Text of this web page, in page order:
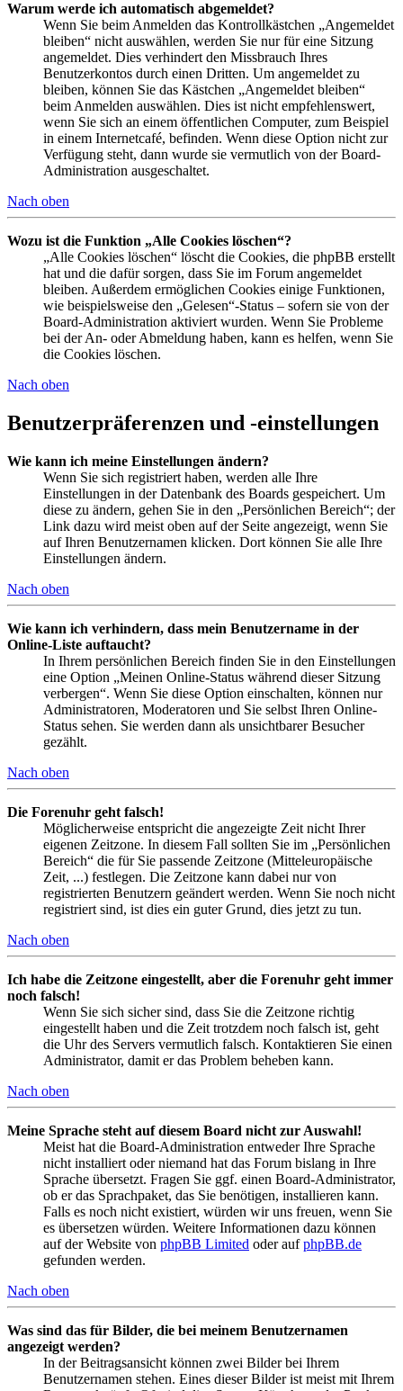
Warum werde ich automatisch abgemeldet?
Wenn Sie beim Anmelden das Kontrollkästchen „Angemeldet
bleiben“ nicht auswählen, werden Sie nur für eine Sitzung
angemeldet. Dies verhindert den Missbrauch Ihres
Benutzerkontos durch einen Dritten. Um angemeldet zu
bleiben, können Sie das Kästchen „Angemeldet bleiben“
beim Anmelden auswählen. Dies ist nicht empfehlenswert,
wenn Sie sich an einem öffentlichen Computer, zum Beispiel
in einem Internetcafé, befinden. Wenn diese Option nicht zur
Verfügung steht, dann wurde sie vermutlich von der Board-
Administration ausgeschaltet.
Nach oben
Wozu ist die Funktion „Alle Cookies löschen“?
„Alle Cookies löschen“ löscht die Cookies, die phpBB erstellt
hat und die dafür sorgen, dass Sie im Forum angemeldet
bleiben. Außerdem ermöglichen Cookies einige Funktionen,
wie beispielsweise den „Gelesen“-Status – sofern sie von der
Board-Administration aktiviert wurden. Wenn Sie Probleme
bei der An- oder Abmeldung haben, kann es helfen, wenn Sie
die Cookies löschen.
Nach oben
Benutzerpräferenzen und -einstellungen
Wie kann ich meine Einstellungen ändern?
Wenn Sie sich registriert haben, werden alle Ihre
Einstellungen in der Datenbank des Boards gespeichert. Um
diese zu ändern, gehen Sie in den „Persönlichen Bereich“; der
Link dazu wird meist oben auf der Seite angezeigt, wenn Sie
auf Ihren Benutzernamen klicken. Dort können Sie alle Ihre
Einstellungen ändern.
Nach oben
Wie kann ich verhindern, dass mein Benutzername in der
Online-Liste auftaucht?
In Ihrem persönlichen Bereich finden Sie in den Einstellungen
eine Option „Meinen Online-Status während dieser Sitzung
verbergen“. Wenn Sie diese Option einschalten, können nur
Administratoren, Moderatoren und Sie selbst Ihren Online-
Status sehen. Sie werden dann als unsichtbarer Besucher
gezählt.
Nach oben
Die Forenuhr geht falsch!
Möglicherweise entspricht die angezeigte Zeit nicht Ihrer
eigenen Zeitzone. In diesem Fall sollten Sie im „Persönlichen
Bereich“ die für Sie passende Zeitzone (Mitteleuropäische
Zeit, ...) festlegen. Die Zeitzone kann dabei nur von
registrierten Benutzern geändert werden. Wenn Sie noch nicht
registriert sind, ist dies ein guter Grund, dies jetzt zu tun.
Nach oben
Ich habe die Zeitzone eingestellt, aber die Forenuhr geht immer
noch falsch!
Wenn Sie sich sicher sind, dass Sie die Zeitzone richtig
eingestellt haben und die Zeit trotzdem noch falsch ist, geht
die Uhr des Servers vermutlich falsch. Kontaktieren Sie einen
Administrator, damit er das Problem beheben kann.
Nach oben
Meine Sprache steht auf diesem Board nicht zur Auswahl!
Meist hat die Board-Administration entweder Ihre Sprache
nicht installiert oder niemand hat das Forum bislang in Ihre
Sprache übersetzt. Fragen Sie ggf. einen Board-Administrator,
ob er das Sprachpaket, das Sie benötigen, installieren kann.
Falls es noch nicht existiert, würden wir uns freuen, wenn Sie
es übersetzen würden. Weitere Informationen dazu können
auf der Website von phpBB Limited oder aufphpBB.de
gefunden werden.
Nach oben
Was sind das für Bilder, die bei meinem Benutzernamen
angezeigt werden?
In der Beitragsansicht können zwei Bilder bei Ihrem
Benutzernamen stehen. Eines dieser Bilder ist meist mit Ihrem